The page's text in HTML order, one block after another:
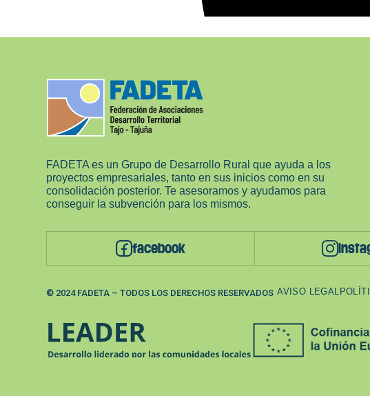
FADETA es un Grupo de Desarrollo Rural que ayuda a los
proyectos empresariales, tanto en sus inicios como en su
consolidación posterior. Te asesoramos y ayudamos para
conseguir la subvención para los mismos.
facebook
© 2024 FADETA – TODOS LOS DERECHOS RESERVADOS AVISO LEGAL